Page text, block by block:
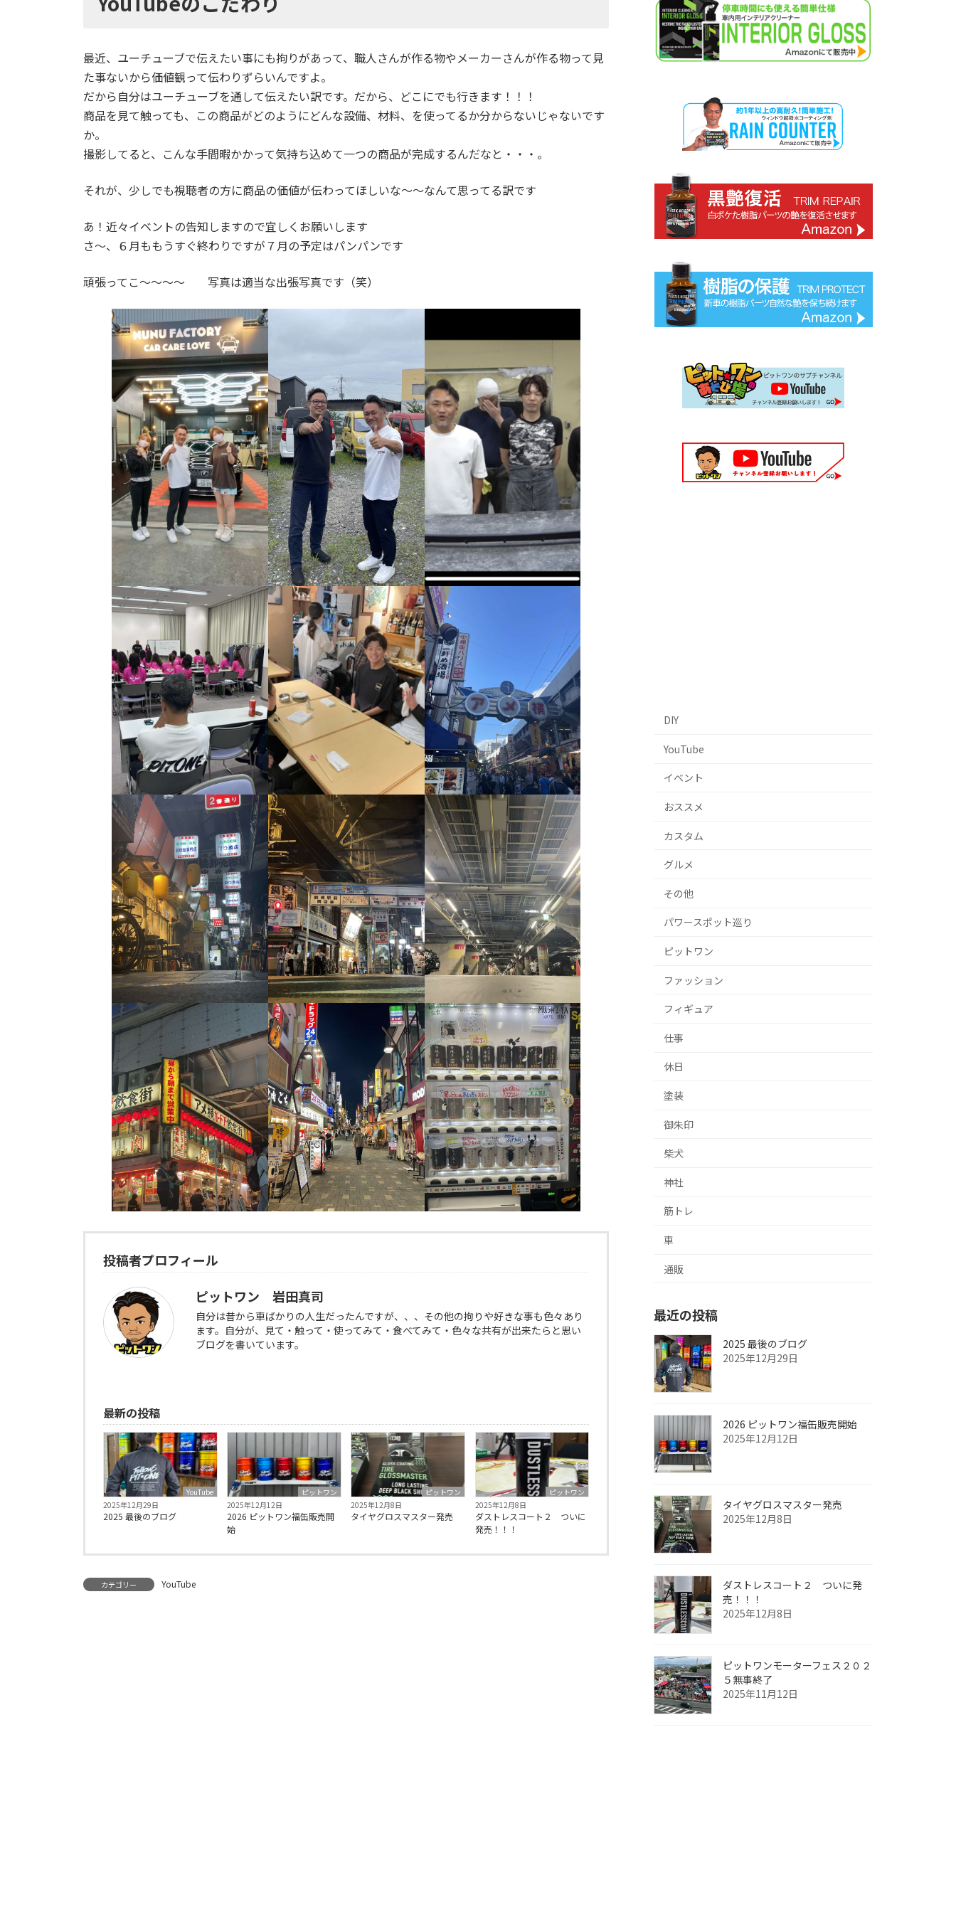
最近、ユーチューブで伝えたい事にも拘りがあって、職人さんが作る物やメーカーさんが作る物って見
た事ないから価値観って伝わりずらいんですよ。
だから自分はユーチューブを通して伝えたい訳です。だから、どこにでも行きます！！！
商品を見て触っても、この商品がどのようにどんな設備、材料、を使ってるか分からないじゃないです
か。
撮影してると、こんな手間暇かかって気持ち込めて一つの商品が完成するんだなと・・・。
それが、少しでも視聴者の方に商品の価値が伝わってほしいな～～なんて思ってる訳です
あ！近々イベントの告知しますので宜しくお願いします
さ～、６月ももうすぐ終わりですが７月の予定はパンパンです
頑張ってこ～～～～ 写真は適当な出張写真です（笑）
投稿者プロフィール
ピットワン 岩田真司
自分は昔から車ばかりの人生だったんですが、、、その他の拘りや好きな事も色々あり
ます。自分が、見て・触って・使ってみて・食べてみて・色々な共有が出来たらと思い
ブログを書いています。
最新の投稿
YouTube
2025年12月29日
2025 最後のブログ
ピットワン
2025年12月12日
2026 ピットワン福缶販売開
始
ピットワン
2025年12月8日
タイヤグロスマスター発売
ピットワン
2025年12月8日
ダストレスコート２ ついに
発売！！！
カテゴリー YouTube
DIY
YouTube
イベント
おススメ
カスタム
グルメ
その他
パワースポット巡り
ピットワン
ファッション
フィギュア
仕事
休日
塗装
御朱印
柴犬
神社
筋トレ
車
通販
最近の投稿
2025 最後のブログ
2025年12月29日
2026 ピットワン福缶販売開始
2025年12月12日
タイヤグロスマスター発売
2025年12月8日
ダストレスコート２ ついに発
売！！！
2025年12月8日
ピットワンモーターフェス２０２
５無事終了
2025年11月12日